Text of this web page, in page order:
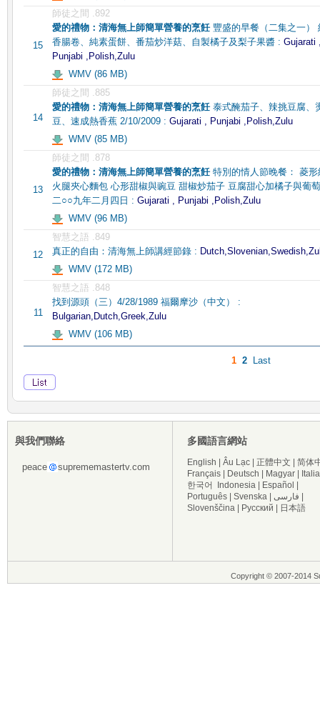
15
師徒之間 .892
愛的禮物：清海無上師簡單營養的烹飪豐盛的早餐（二集之一）
香腸卷、純素蛋餅、番茄炒洋菇、自製橘子及梨子果醬 : Gujarati
Punjabi ,Polish,Zulu
WMV (86 MB)
14
師徒之間 .885
愛的禮物：清海無上師簡單營養的烹飪泰式醃茄子、辣挑豆腐、
豆、速成熱香蕉 2/10/2009 : Gujarati , Punjabi ,Polish,Zulu
WMV (85 MB)
13
師徒之間 .878
愛的禮物：清海無上師簡單營養的烹飪特別的情人節晚餐： 菱形
火腿夾心麵包 心形甜椒與豌豆 甜椒炒茄子 豆腐甜心加橘子與葡
二○○九年二月四日 : Gujarati , Punjabi ,Polish,Zulu
WMV (96 MB)
12
智慧之語 .849
真正的自由：清海無上師講經節錄 :
WMV (172 MB)
11
智慧之語 .848
找到源頭（三）4/28/1989 福爾摩沙（中文） :
Bulgarian,Dutch,Greek,Zulu
WMV (106 MB)
1 2 Last
與我們聯絡
peace suprememastertv.com
多國語言網站
English Âu Lạc 正體中文
简体
Français
Deutsch Magyar
한국어
Indonesia Español
Português
Svenska فارسی
Slovenščina
Русский 日本語
Copyright © 2007-2014